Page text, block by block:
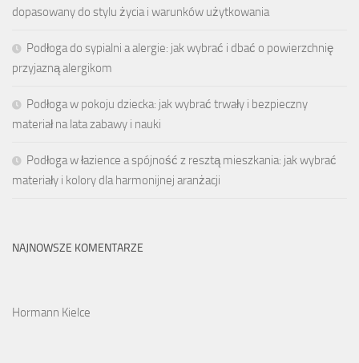
dopasowany do stylu życia i warunków użytkowania
Podłoga do sypialni a alergie: jak wybrać i dbać o powierzchnię
przyjazną alergikom
Podłoga w pokoju dziecka: jak wybrać trwały i bezpieczny
materiał na lata zabawy i nauki
Podłoga w łazience a spójność z resztą mieszkania: jak wybrać
materiały i kolory dla harmonijnej aranżacji
NAJNOWSZE KOMENTARZE
Hormann Kielce